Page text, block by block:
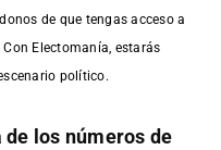
de que tengas acceso a
Electomanía, estarás
político.
los números de